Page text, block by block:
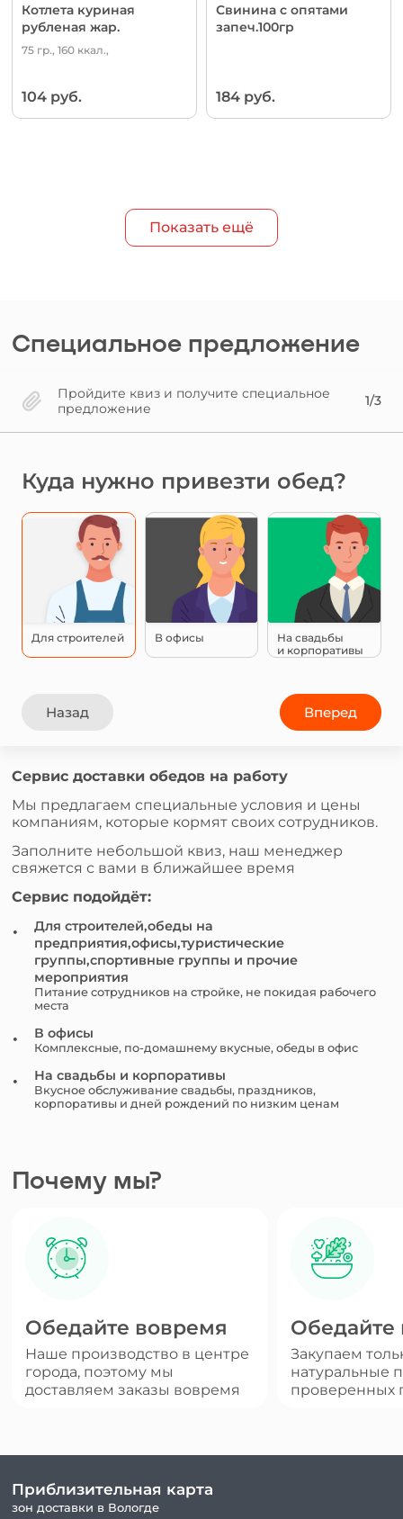
Котлета куриная
рубленая жар.
75 гр., 160 ккал.,
104 руб.
Свинина с опятами
запеч.100гр
184 руб.
Показать ещё
Специальное предложение
Пройдите квиз и получите специальное
предложение
1/3
Куда нужно привезти обед?
Для строителей В офисы
На свадьбы
и корпоративы
Назад Вперед
Сервис доставки обедов на работу
Мы предлагаем специальные условия и цены
компаниям, которые кормят своих сотрудников.
Заполните небольшой квиз, наш менеджер
свяжется с вами в ближайшее время
Сервис подойдёт:
Для строителей,обеды на
предприятия,офисы,туристические
группы,спортивные группы и прочие
мероприятия
Питание сотрудников на стройке, не покидая рабочего
места
В офисы
Комплексные, по-домашнему вкусные, обеды в офис
На свадьбы и корпоративы
Вкусное обслуживание свадьбы, праздников,
корпоративы и дней рождений по низким ценам
Почему мы?
Обедайте вовремя
Наше производство в центре
города, поэтому мы
доставляем заказы вовремя
Обедайте
Закупаем
натуральные
проверенных
Приблизительная карта
зон доставки в Вологде